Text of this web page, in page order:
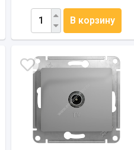
В корзину